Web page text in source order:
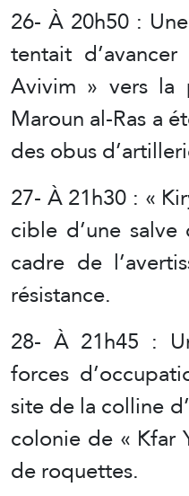
26- À 20h50 :
tentait
Avivim » vers
Maroun al-Ras a
des obus
27- À 21h30 : «
cible d’une
cadre de
résistance.
28- À 21h45 :
forces
site de la colline
colonie de « Kfar
de roquettes.